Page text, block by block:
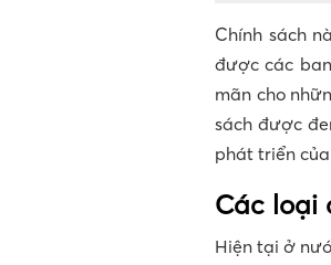
Chính sách
được các
mãn cho
sách được
phát triển
Các loại
Hiện tại ở